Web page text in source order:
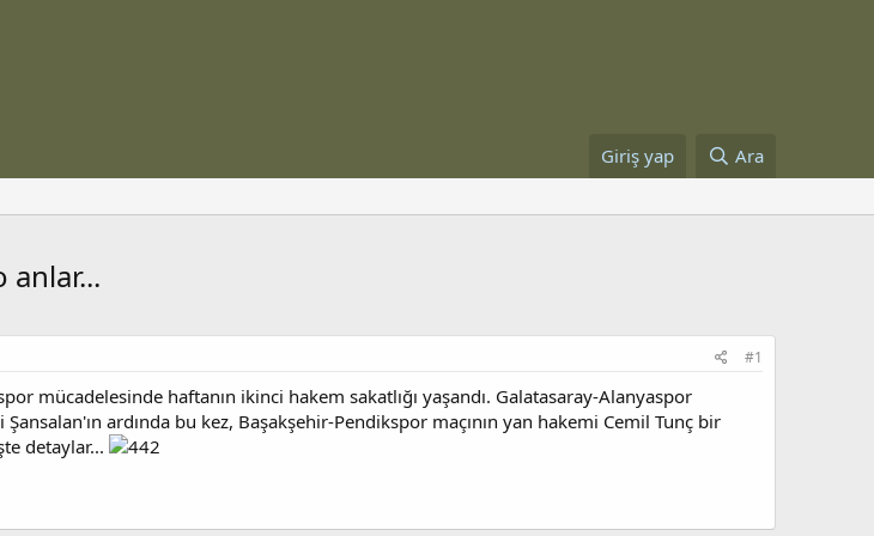
Giriş yap Ara
anlar...
#1
mücadelesinde haftanın ikinci hakem sakatlığı yaşandı. Galatasaray-Alanyaspor
ardında bu kez, Başakşehir-Pendikspor maçının yan hakemi Cemil Tunç bir
detaylar...